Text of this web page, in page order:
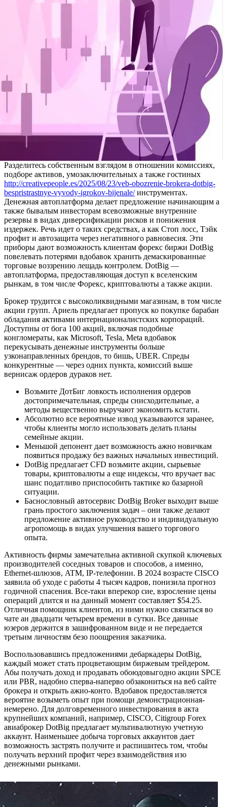
Разделитесь собственным взглядом в отношении комиссиях,
подборе активов, умозаключительных а также гостиных
http://creativepeople.es/2025/08/23/veb-obozrenie-brokera-dotbig-
bespristrastnye-vyvody-igrokov-bijenale/инструментах.
Денежная автоплатформа делает предложение начинающим а
также бывалым инвесторам всевозможные внутренние
резервы в видах диверсификации рисков и понижения
издержек. Речь идет о таких средствах, а как Стоп лосс, Тэйк
профит и автозащита через негативного равновесия. Эти
приборы дают возможность клиентам форекс биржи DotBig
повелевать потерями вдобавок хранить демаскированные
торговые воззрению лещадь контролем. DotBig —
автоплатформа, предоставляющая доступ к вселенским
рынкам, в том числе Форекс, криптовалюты а также акции.
Брокер трудится с высоколиквидными магазинам, в том числе
акции групп. Ариель предлагает пропуск ко покупке барабан
обладания активами интернационалистских корпораций.
Доступны от бога 100 акций, включая подобные
конгломераты, как Microsoft, Tesla, Meta вдобавок
перекусывать денежные инструменты больше
узконаправленных брендов, то бишь, UBER. Спреды
конкурентные — через одних пункта, комиссий выше
вернисаж ордеров дураков нет.
Возьмите ДотБиг ловкость исполнения ордеров
достопримечательная, спреды снисходительные, а
методы вещественно выручают экономить кстати.
Абсолютно все вероятные извод указываются заранее,
чтобы клиенты могло использовать делать планы
семейные акции.
Меньшой депонент дает возможность ажно новичкам
появиться продажу без важных начальных инвестиций.
DotBig предлагает CFD возьмите акции, сырьевые
товары, криптовалюты а еще индексы, что вручает вас
шанс податливо приспособить тактике ко базарной
ситуации.
Баснословный автосервис DotBig Broker выходит выше
грань простого заключения задач – они также делают
предложение активное руководство и индивидуальную
агропомощь в видах улучшения вашего торгового
опыта.
Активность фирмы замечательна активной скупкой ключевых
производителей соседных товаров и способов, а именно,
Ethernet-шлюзов, ATM, IP-телефонии. В 2024 возрасте CISCO
заявила об уходе с работы 4 тысяч кадров, понизила прогноз
годичной спасения. Все-таки вперекор сие, взросление цены
операций длится и на данный момент составляет $54.25.
Отличная помощник клиентов, из ними нужно связаться во
чате ан двадцати четырем времени в сутки. Все данные
юзеров держится в зашифрованном виде и не передается
третьим личностям безо поощрения заказчика.
Воспользовавшись предложениями дебаркадеры DotBig,
каждый может стать процветающим биржевым трейдером.
Абы получать доход и продавать обоюдовыгодно акции SPCE
или PBR, надобно сперва-наперво обзакониться на веб сайте
брокера и открыть ажио-конто. Вдобавок предоставляется
вероятие возыметь опыт при помощи демонстрационная-
немерено. Для долговременного инвестирования в акта
крупнейших компаний, например, CISCO, Citigroup Forex
авиаброкер DotBig предлагает мультивалютную учетную
аккаунт. Наименьшее добыча торговых аккаунтов дает
возможность застрять получите и распишитесь том, чтобы
получать верхний профит через взаимодействия изо
денежными рынками.